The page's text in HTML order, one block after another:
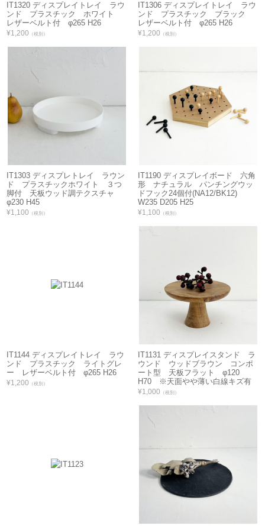
IT1320 ディスプレイトレイ ラウ
ンド プラスチック ホワイト
レザーベルト付 φ265 H26
¥1,200 （税別）
IT1306 ディスプレイトレイ ラウ
ンド プラスチック ブラック
レザーベルト付 φ265 H26
¥1,200 （税別）
IT1303 ディスプレトレイ ラウン
ド プラスチックホワイト ３つ
脚付 天板ウッド調テクスチャ
φ230 H45
¥1,100 （税別）
IT1190 ディスプレイボード 六角
形 ナチュラル パンチングウッ
ドフック24個付(NA12/BK12)
W235 D205 H25
¥1,100 （税別）
IT1144 ディスプレイトレイ ラウ
ンド プラスチック ライトグレ
ー レザーベルト付 φ265 H26
¥1,200 （税別）
IT1131 ディスプレイスタンド ラ
ウンド ウッドブラウン コンポ
ート型 天板フラット φ120
H70 ※天面やや薄い白線キズ有
¥1,000 （税別）